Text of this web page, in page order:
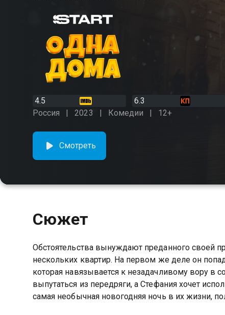
4.5 6.3
Россия
2023 Комедии 12+
Смотреть
Сюжет
Обстоятельства вынуждают преданного своей
нескольких квартир. На первом же деле он
которая навязывается к незадачливому вору
выпутаться из передряги, а Стефания хочет
самая необычная новогодняя ночь в их жизни,